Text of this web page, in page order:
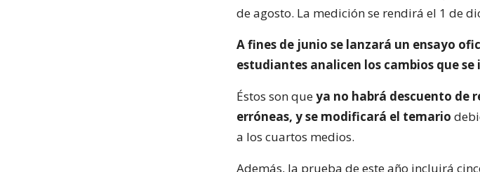
de agosto. La medición se rendirá el 1 de
A fines de junio se lanzará un ensayo
estudiantes analicen los cambios que
Éstos son queya no habrá descuento de
erróneas, y se modificará el temario
a los cuartos medios.
Además, la prueba de este año incluirá